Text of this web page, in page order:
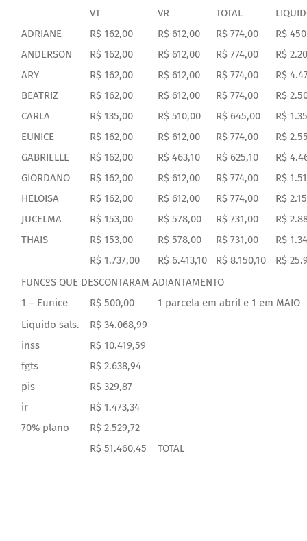
FALE CONOSCO
VT
VR TOTAL
ADRIANE
R$ 162,00 R$ 612,00 R$ 774,00
R$
ANDERSON
R$ 162,00 R$ 612,00 R$ 774,00
R$
ARY
R$ 162,00 R$ 612,00 R$ 774,00
R$
BEATRIZ
R$ 162,00 R$ 612,00 R$ 774,00
R$
CARLA
R$ 135,00 R$ 510,00 R$ 645,00
R$
EUNICE
R$ 162,00 R$ 612,00 R$ 774,00
R$
GABRIELLE
R$ 162,00 R$ 463,10 R$ 625,10
R$
GIORDANO
R$ 162,00 R$ 612,00 R$ 774,00
R$
HELOISA
R$ 162,00 R$ 612,00 R$ 774,00
R$
JUCELMA
R$ 153,00 R$ 578,00 R$ 731,00
R$
THAIS
R$ 153,00 R$ 578,00 R$ 731,00
R$
R$ 1.737,00
R$ 6.413,10 R$ 8.150,10
R$
FUNCºS QUE DESCONTARAM ADIANTAMENTO
1 – Eunice
R$ 500,00
1 parcela em abril e 1 em MAIO
Liquido sals.
R$ 34.068,99
inss
R$ 10.419,59
fgts
R$ 2.638,94
pis
R$ 329,87
ir
R$ 1.473,34
70% plano
R$ 2.529,72
R$ 51.460,45
TOTAL